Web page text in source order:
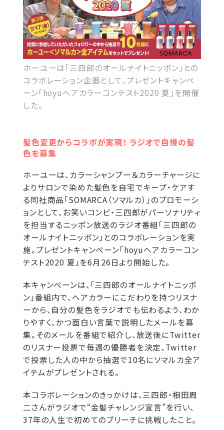
ホーユーは「三四郎のオールナイトニッポン」との
コラボレーション企画として、プレゼントキャンペ
ーン「hoyuヘアカラーコンテスト2020 夏」を開催
した。
髪色変更からコラボが実現！ ラジオで自慢の髪
色を募集
ホーユーは、カラーシャンプー＆カラーチャージに
よりサロンで染めた髪色を自宅でキープ・ケアす
る同社商品「SOMARCA（ソマルカ）」のプロモーシ
ョンとして、お笑いコンビ・三四郎がパーソナリティ
を担当するニッポン放送のラジオ番組「三四郎の
オールナイトニッポン」とのコラボレーションを実
施。プレゼントキャンペーン「hoyuヘアカラーコン
テスト2020 夏」を6月26日より開始した。
本キャンペーンは、「三四郎のオールナイトニッポ
ン」番組内で、ヘアカラーにこだわりを持つリスナ
ーから、自分の髪色をラジオでも伝わるよう、わか
りやすく、かつ面白い言葉で説明したメールを募
集。そのメールを番組で紹介し、放送後にTwitter
のリスナー投票で毎週の優勝者を決定、Twitter
で投票した人の中から抽選で10名にソマルカ全ア
イテムがプレゼントされる。
本コラボレーションのきっかけは、三四郎・相田周
二さんがラジオで“金髪チャレンジ宣言”を行い、
37年の人生で初めてのブリーチに挑戦したこと。